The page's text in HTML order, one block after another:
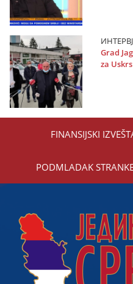
Grad
za Uskrs
FINANSIЈSKI
PODMLADAK